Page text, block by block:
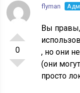
0
flyman
Вы правы,
, но они
(они
просто